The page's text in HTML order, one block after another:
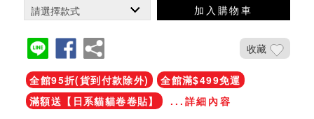
加入購物車
收藏
全館95折(貨到付款除外)
全館滿$499免運
滿額送【日系貓貓卷卷貼】
...詳細內容